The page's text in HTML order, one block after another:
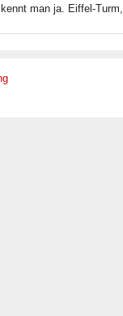
man ja. Eiffel-Turm,